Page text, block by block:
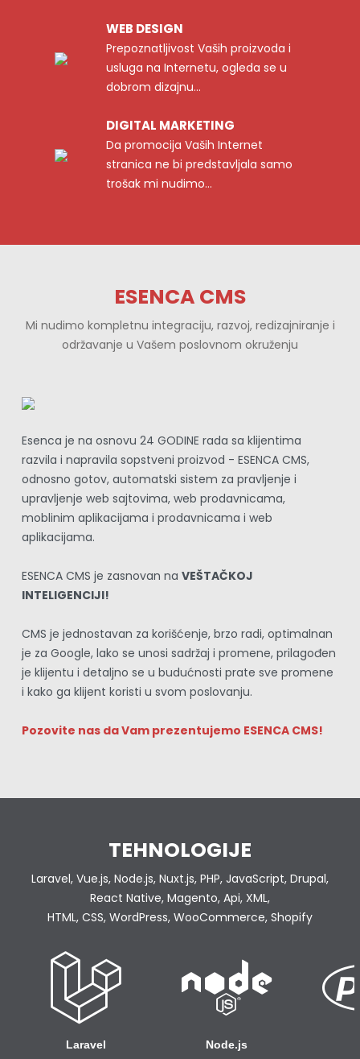
WEB DESIGN
Prepoznatljivost Vaših proizvoda i
usluga na Internetu, ogleda se u
dobrom dizajnu...
DIGITAL MARKETING
Da promocija Vaših Internet
stranica ne bi predstavljala samo
trošak mi nudimo...
ESENCA CMS
Mi nudimo kompletnu integraciju, razvoj, redizajniranje i
održavanje u Vašem poslovnom okruženju
Esenca je na osnovu 24 GODINE rada sa klijentima
razvila i napravila sopstveni proizvod - ESENCA CMS,
odnosno gotov, automatski sistem za pravljenje i
upravljenje web sajtovima, web prodavnicama,
moblinim aplikacijama i prodavnicama i web
aplikacijama.
ESENCA CMS je zasnovan na VEŠTAČKOJ
INTELIGENCIJI!
CMS je jednostavan za korišćenje, brzo radi, optimalnan
je za Google, lako se unosi sadržaj i promene, prilagođen
je klijentu i detaljno se u budućnosti prate sve promene
i kako ga klijent koristi u svom poslovanju.
Pozovite nas da Vam prezentujemo ESENCA CMS!
TEHNOLOGIJE
Laravel, Vue.js, Node.js, Nuxt.js, PHP, JavaScript, Drupal,
React Native, Magento, Api, XML,
HTML, CSS, WordPress, WooCommerce, Shopify
Laravel Node.js